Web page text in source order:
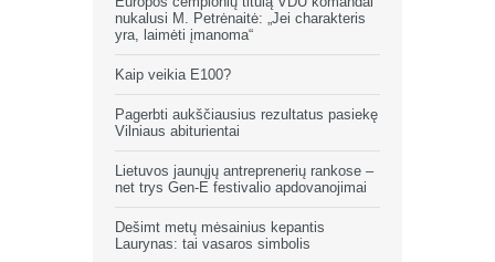
nukalusi M. Petrėnaitė: „Jei charakteris
yra, laimėti įmanoma“
Kaip veikia E100?
Pagerbti aukščiausius rezultatus pasiekę
Vilniaus abiturientai
Lietuvos jaunųjų antreprenerių rankose –
net trys Gen-E festivalio apdovanojimai
Dešimt metų mėsainius kepantis
Laurynas: tai vasaros simbolis